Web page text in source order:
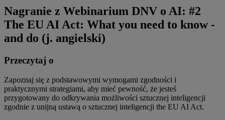
Nagranie z Webinarium DNV o AI: #2
The EU AI Act: What you need to know -
and do (j. angielski)
Przeczytaj o
Zapoznaj się z podstawowymi wymogami zgodności i
praktycznymi strategiami, aby mieć pewność, że jesteś
przygotowany do odkrywania możliwości sztucznej inteligencji
zgodnie z unijną ustawą o sztucznej inteligencji the EU AI Act.